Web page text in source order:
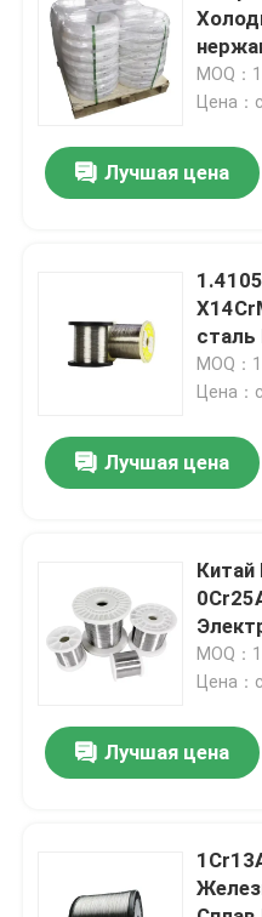
Ролики
О Компании
контроль качества
контактные данные
Новости
Отправить запрос
MOQ：
Цена
Лучшая цена
за
MOQ：
Цена
Лучшая цена
MOQ：
Цена
Лучшая цена